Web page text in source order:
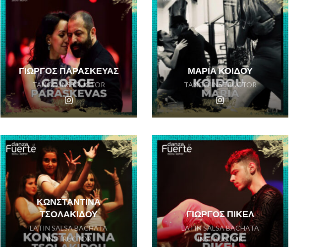
ΓΙΩΡΓΟΣ ΠΑΡΑΣΚΕΥΑΣ
TANGO INSTRUCTOR
ΚΩΝΣΤΑΝΤΙΝΑ
ΤΣΟΛΑΚΙΔΟΥ
LATIN SALSA BACHATA
INSTRUCTOR
ΜΑΡΙΑ ΚΟΙΔΟΥ
TANGO INSTRUCTOR
ΓΙΩΡΓΟΣ ΠΙΚΕΛ
LATIN SALSA BACHATA
INSTRUCTOR